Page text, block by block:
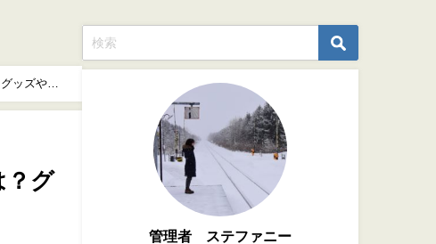
ッズや駐
？グ
管理者 ステファニー